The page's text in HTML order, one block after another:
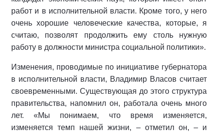
работ и в исполнительной власти. Кроме того, у него
очень хорошие человеческие качества, которые, я
считаю, позволят продолжить ему столь нужную
работу в должности министра социальной политики».
Изменения, проводимые по инициативе губернатора
в исполнительной власти, Владимир Власов считает
своевременными. Существующая до этого структура
правительства, напомнил он, работала очень много
лет. «Мы понимаем, что время изменяется,
изменяется темп нашей жизни, – отметил он, – и